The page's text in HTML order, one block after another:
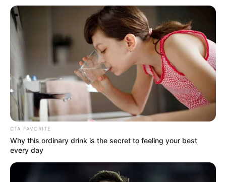
ww.huelfensberg.de.
Graues Schloss in Mihla - Ein Renaissancebau aus
dem Jahr 1536 im Tal der Werra am Südhang des
Hainichs. Informationen unter
www.graues-schloss.
Weitere Ausflugsziele und Sehenswürdigkeiten sind
in der erweiterten
Umkreissuche für Mühlhausen (Th
üringen)und unter
Tagesausflugsziele für Mühlhaus
en (Thüringen)zu finden. Es gibt die Möglichkeit
fehlende
Veranstaltung Mühlhausen (Thüringen) eintragen
CTA FAVORITE
Why this ordinary drink is the secret to feeling your best
every day